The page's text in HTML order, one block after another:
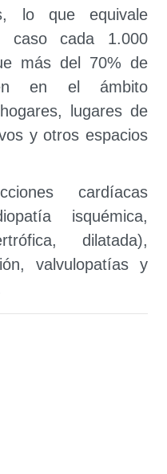
lo que equivale
caso cada 1.000
más del 70% de
en el ámbito
lugares de
y otros espacios
cardíacas
isquémica,
dilatada),
valvulopatías y